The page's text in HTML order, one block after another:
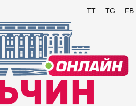
FB
TG
TT